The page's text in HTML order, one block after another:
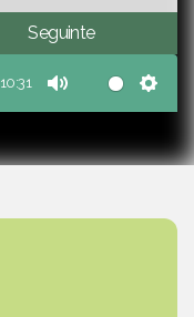
Seguinte
10:31
Mute